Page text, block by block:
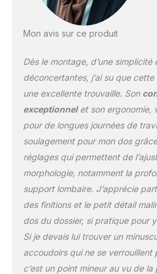
de
Allen
Solide,
Mon avis sur ce produit
Dès le montage, d’une simplicité
déconcertantes, j’ai su que
une excellente trouvaille. Son
exceptionnelet son ergonomie,
pour de longues journées de
soulagement pour mon dos
réglages qui permettent de
morphologie, notamment la
support lombaire. J’apprécie
des finitions et le petit détail
dos du dossier, si pratique pour
Si je devais lui trouver un
accoudoirs qui ne se verrouillent
c’est un point mineur au vu de